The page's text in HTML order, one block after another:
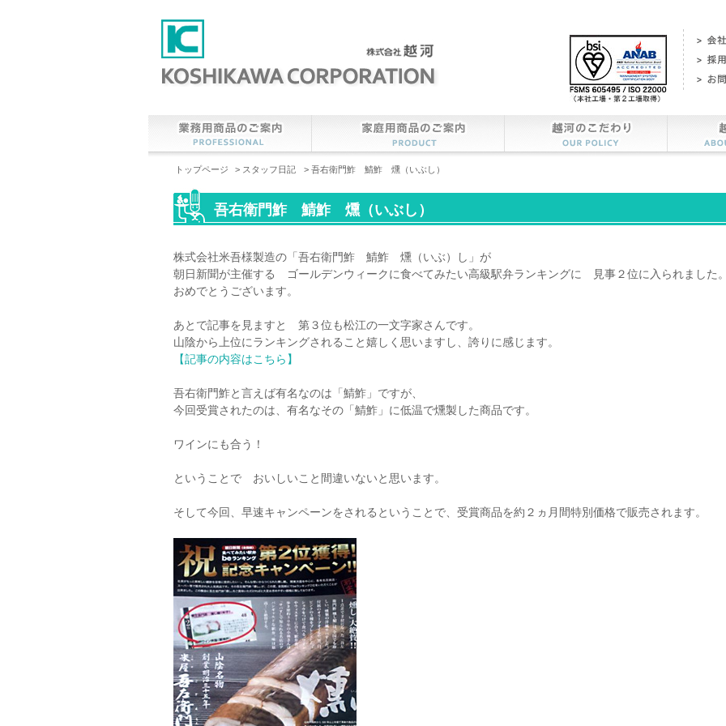
トップページ > スタッフ日記 > 吾右衛門鮓 鯖鮓 燻（いぶし）
吾右衛門鮓 鯖鮓 燻（いぶし）
株式会社米吾様製造の「吾右衛門鮓 鯖鮓 燻（いぶ）し」が
朝日新聞が主催する ゴールデンウィークに食べてみたい高級駅弁ランキングに 見事２位に入られまし
おめでとうございます。
あとで記事を見ますと 第３位も松江の一文字家さんです。
山陰から上位にランキングされること嬉しく思いますし、誇りに感じます。
【記事の内容はこちら】
吾右衛門鮓と言えば有名なのは「鯖鮓」ですが、
今回受賞されたのは、有名なその「鯖鮓」に低温で燻製した商品です。
ワインにも合う！
ということで おいしいこと間違いないと思います。
そして今回、早速キャンペーンをされるということで、受賞商品を約２ヵ月間特別価格で販売されます。